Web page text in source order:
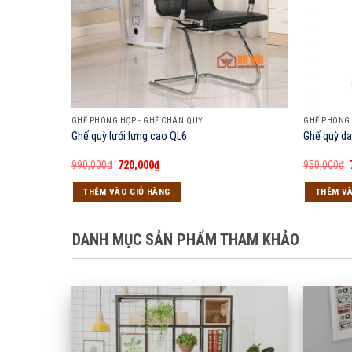
GHẾ PHÒNG HỌP - GHẾ CHÂN QUỲ
Ghế quỳ lưới lưng cao QL6
990,000₫ Giá
là:
990,000₫.
720,000₫Giá
hiện
tại
là:
THÊM VÀO GIỎ HÀNG
GHẾ
Ghế quỳ
950,000₫
THÊM
DANH MỤC SẢN PHẨM THAM KHẢO